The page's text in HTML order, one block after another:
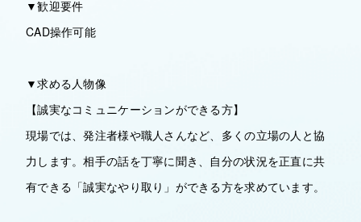
▼歓迎要件
CAD操作可能
▼求める人物像
【誠実なコミュニケーションができる方】
現場では、発注者様や職人さんなど、多くの立場の人と協
力します。相手の話を丁寧に聞き、自分の状況を正直に共
有できる「誠実なやり取り」ができる方を求めています。